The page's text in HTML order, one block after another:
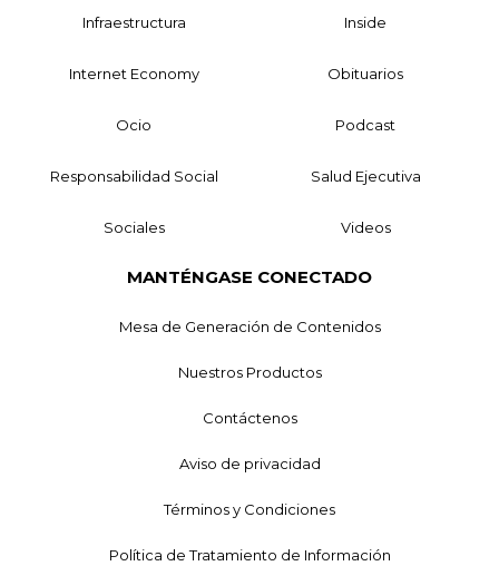
Infraestructura Inside
Internet Economy Obituarios
Ocio Podcast
Responsabilidad Social Salud Ejecutiva
Sociales Videos
MANTÉNGASE CONECTADO
Mesa de Generación de Contenidos
Nuestros Productos
Contáctenos
Aviso de privacidad
Términos y Condiciones
Política de Tratamiento de Información